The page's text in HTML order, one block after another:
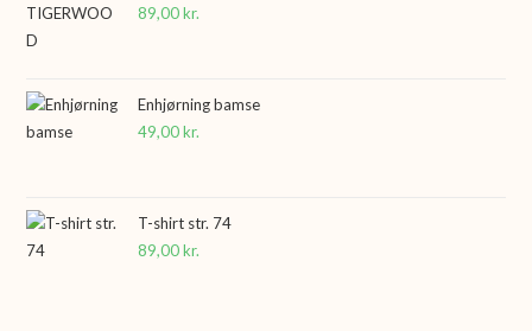
89,00kr.
Enhjørning bamse
49,00kr.
T-shirt str. 74
89,00kr.